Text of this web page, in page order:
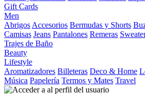
Gift Cards
Men
Abrigos Accesorios Bermudas y Shorts
Camisas Jeans Pantalones Remeras
Trajes de Baño
Beauty
Lifestyle
Aromatizadores Billeteras Deco & Home
Música Papelería Termos y Mates Travel